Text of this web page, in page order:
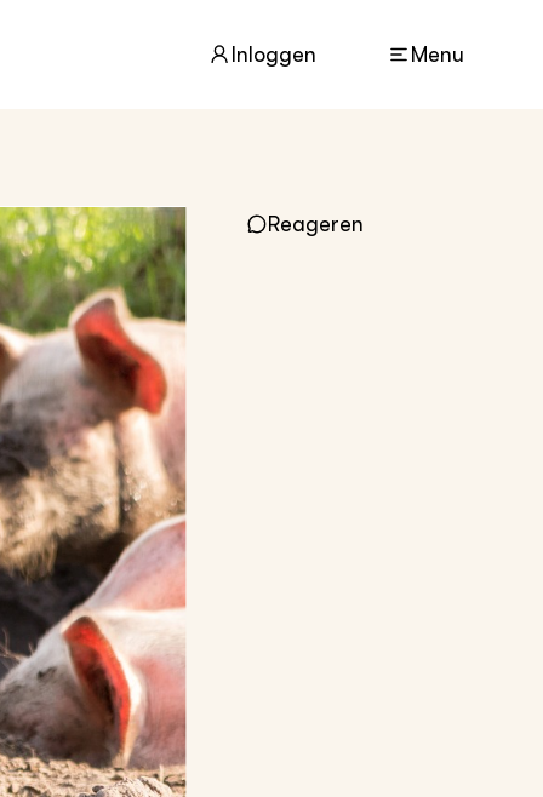
Inloggen Menu
ACTUEEL
Nieuws
Nieuwsbrief
Agenda
DIERENWELZIJN
Dossiers
Columns
Lectoraten
Video's
OVER
Over DWW
Contact
Reageren